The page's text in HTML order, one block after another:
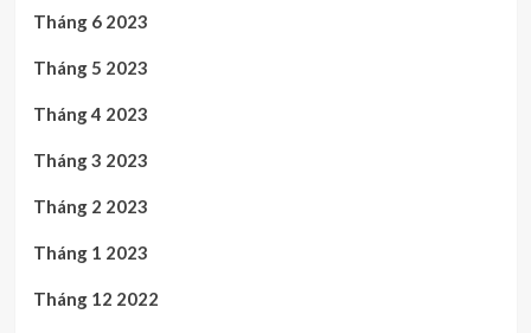
Tháng 6 2023
Tháng 5 2023
Tháng 4 2023
Tháng 3 2023
Tháng 2 2023
Tháng 1 2023
Tháng 12 2022